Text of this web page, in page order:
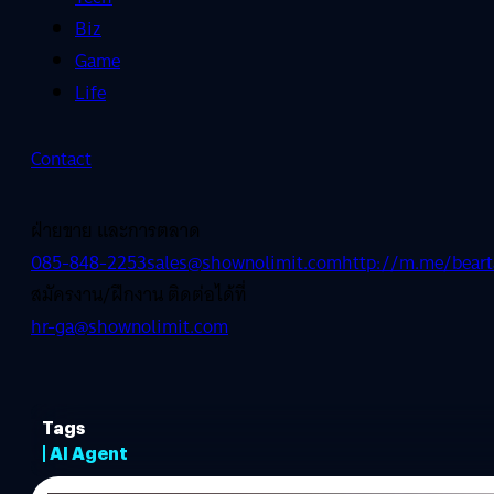
Biz
Game
Life
Contact
ฝ่ายขาย และการตลาด
085-848-2253sales@shownolimit.comhttp://m.me/
สมัครงาน/ฝึกงาน ติดต่อได้ที่
hr-ga@shownolimit.com
Tags
| AI Agent